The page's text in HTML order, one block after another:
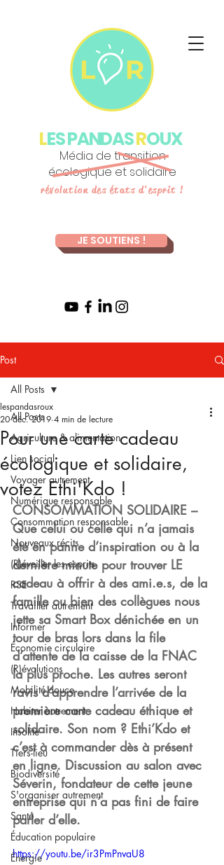
LES PANDASROUX
JE SOUTIENS !
Média de transition
écologique et solidaire
révolution des états d'esprit !
Post
All Posts
Agriculture & alimentation
Lien social
Voyager autrement
Numérique responsable
Consommation responsable
Nouveaux récits
(R)éveiller les esprits
RSE
Travailler autrement
Informer
Économie circulaire
(R)évolutions
Mobilité douce
Habiter autrement
Insolite
Tiers-lieu
Biodiversité
S'organiser autrement
Santé
Éducation populaire
Énergie
All Posts
Pour une carte cadeau
écologique et solidaire,
votez Ethi'Kdo !
lespandasroux
20 déc. 2019 4 min de lecture
CONSOMMATION SOLIDAIRE –
Que celui ou celle qui n’a jamais
été en panne d’inspiration ou à la
dernière minute pour trouver LE
cadeau à offrir à des ami.e.s, de la
famille ou bien des collègues nous
jette sa Smart Box dénichée en un
tour de bras lors dans la file
d’attente de la caisse de la FNAC
la plus proche. Les autres seront
ravis d’apprendre l’arrivée de la
première carte cadeau éthique et
solidaire. Son nom ? Ethi’Kdo et
c’est à commander dès à présent
en ligne. Discussion au salon avec
Séverin, fondateur de cette jeune
entreprise qui n’a pas fini de faire
parler d’elle.
https://youtu.be/ir3PmPnvaU8